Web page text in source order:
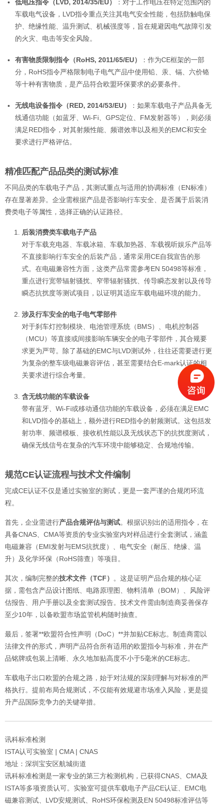
低电压指令（LVD, 2014/35/EU）
：对于工作电压在特定范围内的
车载电气设备，LVD指令重点关注其电气安全性能，包括防触电保
护、绝缘性能、温升测试、机械强度等，旨在规避因电气故障引发
的火灾、电击等安全风险。
有害物质限制指令（RoHS, 2011/65/EU）
：作为CE框架的一部
分，RoHS指令严格限制电子电气产品中使用铅、汞、镉、六价铬
等十种有害物质，是产品符合欧盟环保要求的必要条件。
无线电设备指令（RED, 2014/53/EU）
：如果车载电子产品具备无
线通信功能（如蓝牙、Wi-Fi、GPS定位、FM发射器等），则必须
满足RED指令，对其射频性能、频谱效率以及相关的EMC和安全
要求进行严格评估。
精准匹配产品品类的测试标准
不同品类的车载电子产品，其测试重点与适用的协调标准（EN标准）
存在显著差异。企业需根据产品是否影响行车安全、是否属于后装消
费类电子等属性，选择正确的认证路径。
后装消费类车载电子产品
对于车载充电器、车载冰箱、车载加热器、车载视听娱乐产品等
不直接影响行车安全的后装产品，通常采用CE自我宣告的形
式。在电磁兼容性方面，这类产品常需参考EN 50498等标准，
重点进行宽带辐射骚扰、窄带辐射骚扰、传导瞬态发射以及传导
瞬态抗扰度等测试项目，以证明其适应车载电磁环境的能力。
涉及行车安全的电子电气零部件
对于刹车灯控制模块、电池管理系统（BMS）、电机控制器
（MCU）等直接或间接影响车辆安全的电子零部件，其合规要
求更为严苛。除了基础的EMC与LVD测试外，往往还需要进行更
为复杂的整车级电磁兼容评估，甚至需要结合E-mark认证的相
关要求进行综合考量。
含无线功能的车载设备
带有蓝牙、Wi-Fi或移动通信功能的车载设备，必须在满足EMC
和LVD指令的基础上，额外进行RED指令的射频测试。这包括发
射功率、频谱模板、接收机性能以及无线状态下的抗扰度测试，
确保无线信号在复杂的汽车环境中能够稳定、合规地传输。
规范CE认证流程与技术文件编制
完成CE认证不仅是通过实验室的测试，更是一套严谨的合规闭环流
程。
首先，企业需进行产品合规评估与测试。根据识别出的适用指令，在
具备CNAS、CMA等资质的专业实验室内对样品进行全套测试，涵盖
电磁兼容（EMI发射与EMS抗扰度）、电气安全（耐压、绝缘、温
升）及化学环保（RoHS筛查）等项目。
其次，编制完整的技术文件（TCF）
。这是证明产品合规的核心证
据，需包含产品设计图纸、电路原理图、物料清单（BOM）、风险评
估报告、用户手册以及全套测试报告。技术文件需由制造商妥善保存
至少10年，以备欧盟市场监管机构随时抽查。
最后，签署**欧盟符合性声明（DoC）**并加贴CE标志。制造商需以
法律文件的形式，声明产品符合所有适用的欧盟指令与标准，并在产
品铭牌或包装上清晰、永久地加贴高度不小于5毫米的CE标志。
车载电子出口欧盟的合规之路，始于对法规的深刻理解与对标准的严
格执行。提前布局合规测试，不仅能有效规避市场准入风险，更是提
升产品国际竞争力的关键举措。
讯科标准检测
ISTA认可实验室 | CMA | CNAS
地址：深圳宝安区航城街道
讯科标准检测是一家专业的第三方检测机构，已获得CNAS、CMA及
ISTA等多项资质认可。实验室可提供车载电子产品CE认证、EMC电
磁兼容测试、LVD安规测试、RoHS环保检测及EN 50498标准评估等